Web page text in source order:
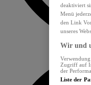
deaktiviert
Menü
den Link
unseres
Wir und
Zugriff auf
der
Liste der